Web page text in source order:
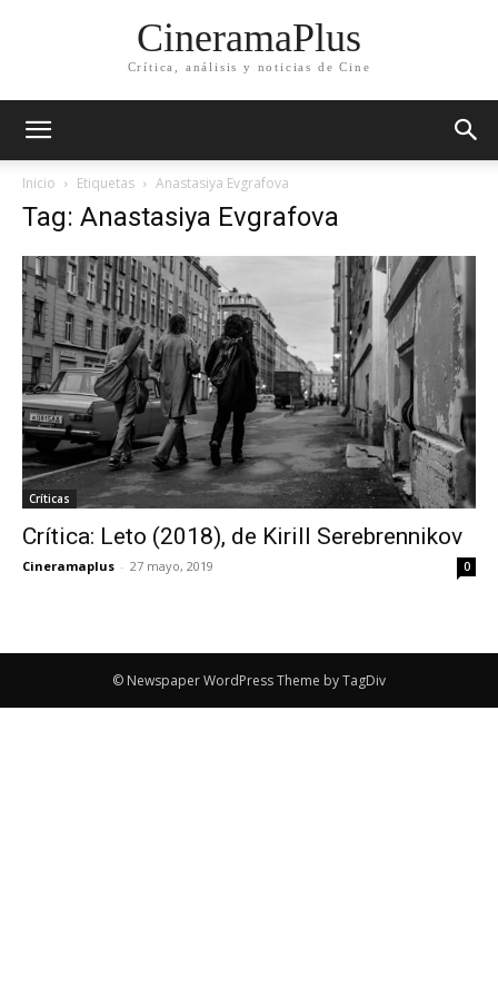
CineramaPlus
Crítica, análisis y noticias de Cine
Inicio Etiquetas Anastasiya Evgrafova
Tag: Anastasiya Evgrafova
Críticas
Crítica: Leto (2018), de Kirill Serebrennikov
Cineramaplus - 27 mayo, 2019 0
© Newspaper WordPress Theme by TagDiv